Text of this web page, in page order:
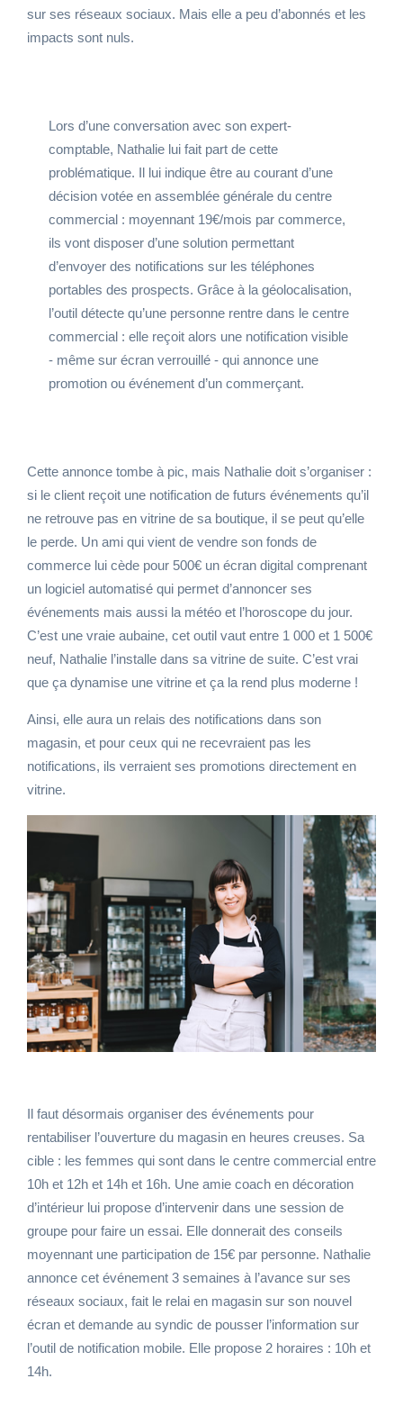
sur ses réseaux sociaux. Mais elle a peu d’abonnés et les
impacts sont nuls.
Lors d’une conversation avec son expert-
comptable, Nathalie lui fait part de cette
problématique. Il lui indique être au courant d’une
décision votée en assemblée générale du centre
commercial : moyennant 19€/mois par commerce,
ils vont disposer d’une solution permettant
d’envoyer des notifications sur les téléphones
portables des prospects. Grâce à la géolocalisation,
l’outil détecte qu’une personne rentre dans le centre
commercial : elle reçoit alors une notification visible
- même sur écran verrouillé - qui annonce une
promotion ou événement d’un commerçant.
Cette annonce tombe à pic, mais Nathalie doit s’organiser :
si le client reçoit une notification de futurs événements qu’il
ne retrouve pas en vitrine de sa boutique, il se peut qu’elle
le perde. Un ami qui vient de vendre son fonds de
commerce lui cède pour 500€ un écran digital comprenant
un logiciel automatisé qui permet d’annoncer ses
événements mais aussi la météo et l’horoscope du jour.
C’est une vraie aubaine, cet outil vaut entre 1 000 et 1 500€
neuf, Nathalie l’installe dans sa vitrine de suite. C’est vrai
que ça dynamise une vitrine et ça la rend plus moderne !
Ainsi, elle aura un relais des notifications dans son
magasin, et pour ceux qui ne recevraient pas les
notifications, ils verraient ses promotions directement en
vitrine.
Il faut désormais organiser des événements pour
rentabiliser l’ouverture du magasin en heures creuses. Sa
cible : les femmes qui sont dans le centre commercial entre
10h et 12h et 14h et 16h. Une amie coach en décoration
d’intérieur lui propose d’intervenir dans une session de
groupe pour faire un essai. Elle donnerait des conseils
moyennant une participation de 15€ par personne. Nathalie
annonce cet événement 3 semaines à l’avance sur ses
réseaux sociaux, fait le relai en magasin sur son nouvel
écran et demande au syndic de pousser l’information sur
l’outil de notification mobile. Elle propose 2 horaires : 10h et
14h.